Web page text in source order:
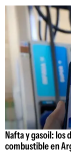
Nafta y gasoil: los
combustible en